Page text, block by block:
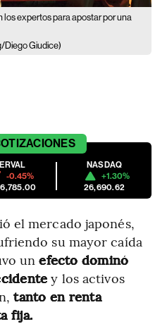
expertos para apostar por una
Diego Giudice)
-0.45%
NASDAQ
+1.30%
26,690.62
el mercado japonés,
su mayor caída
unefecto dominó
y los activos
tanto en renta
fija.